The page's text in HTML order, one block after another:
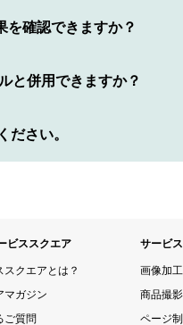
を確認できますか？
と併用できますか？
ださい。
ビススクエア
スクエアとは？
マガジン
ご質問
サービ
画像加
商品撮影
ページ